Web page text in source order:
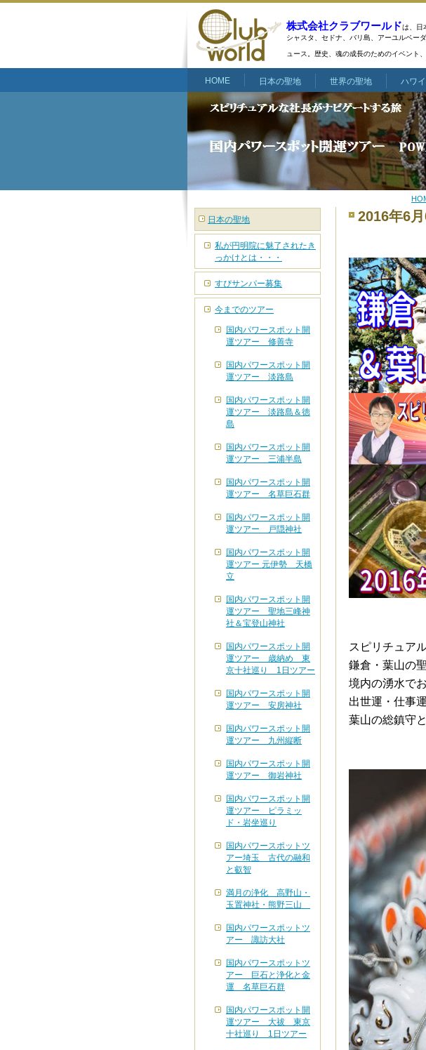
株式会社クラブワールドは、日
シャスタ、 セドナ、バリ島、アーユルベー
ュース。歴史、魂の成長のためのイベント
HOME 日本の聖地 世界の聖地 ハワイ
2016年6
スピリチュア
鎌倉・葉山の
境内の湧水で
出世運・仕事
葉山の総鎮守
日本の聖地
私が円明院に魅了されたき
っかけとは・・・
すぴサンパー募集
今までのツアー
国内パワースポット開
運ツアー 修善寺
国内パワースポット開
運ツアー 淡路島
国内パワースポット開
運ツアー 淡路島＆徳
島
国内パワースポット開
運ツアー 三浦半島
国内パワースポット開
運ツアー 名草巨石群
国内パワースポット開
運ツアー 戸隠神社
国内パワースポット開
運ツアー 元伊勢 天橋
立
国内パワースポット開
運ツアー 聖地三峰神
社＆宝登山神社
国内パワースポット開
運ツアー 歳納め 東
京十社巡り 1日ツアー
国内パワースポット開
運ツアー 安房神社
国内パワースポット開
運ツアー 九州縦断
国内パワースポット開
運ツアー 御岩神社
国内パワースポット開
運ツアー ピラミッ
ド・岩坐巡り
国内パワースポットツ
アー埼玉 古代の融和
と叡智
満月の浄化 高野山・
玉置神社・熊野三山
国内パワースポットツ
アー 諏訪大社
国内パワースポットツ
アー 巨石と浄化と金
運 名草巨石群
国内パワースポット開
運ツアー 大祓 東京
十社巡り 1日ツアー